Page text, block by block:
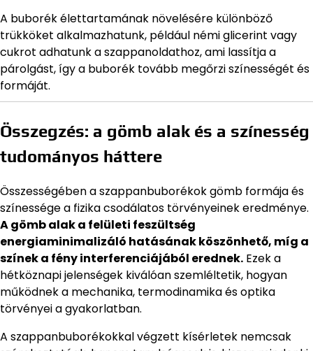
A buborék élettartamának növelésére különböző
trükköket alkalmazhatunk, például némi glicerint vagy
cukrot adhatunk a szappanoldathoz, ami lassítja a
párolgást, így a buborék tovább megőrzi színességét és
formáját.
Összegzés: a gömb alak és a színesség
tudományos háttere
Összességében a szappanbuborékok gömb formája és
színessége a fizika csodálatos törvényeinek eredménye.
A gömb alak a felületi feszültség
energiaminimalizáló hatásának köszönhető, míg a
színek a fény interferenciájából erednek. Ezek a
hétköznapi jelenségek kiválóan szemléltetik, hogyan
működnek a mechanika, termodinamika és optika
törvényei a gyakorlatban.
A szappanbuborékokkal végzett kísérletek nemcsak